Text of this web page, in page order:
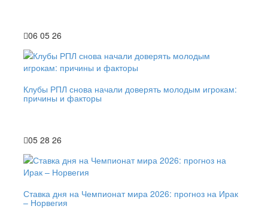
06 05 26
Клубы РПЛ снова начали доверять молодым игрокам:
причины и факторы
05 28 26
Ставка дня на Чемпионат мира 2026: прогноз на Ирак
– Норвегия